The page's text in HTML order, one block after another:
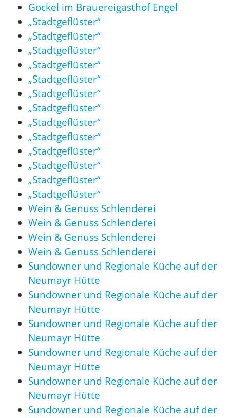
Gockel im Brauereigasthof Engel
„Stadtgeflüster“
„Stadtgeflüster“
„Stadtgeflüster“
„Stadtgeflüster“
„Stadtgeflüster“
„Stadtgeflüster“
„Stadtgeflüster“
„Stadtgeflüster“
„Stadtgeflüster“
„Stadtgeflüster“
„Stadtgeflüster“
„Stadtgeflüster“
„Stadtgeflüster“
Wein & Genuss Schlenderei
Wein & Genuss Schlenderei
Wein & Genuss Schlenderei
Wein & Genuss Schlenderei
Sundowner und Regionale Küche auf der
Neumayr Hütte
Sundowner und Regionale Küche auf der
Neumayr Hütte
Sundowner und Regionale Küche auf der
Neumayr Hütte
Sundowner und Regionale Küche auf der
Neumayr Hütte
Sundowner und Regionale Küche auf der
Neumayr Hütte
Sundowner und Regionale Küche auf der